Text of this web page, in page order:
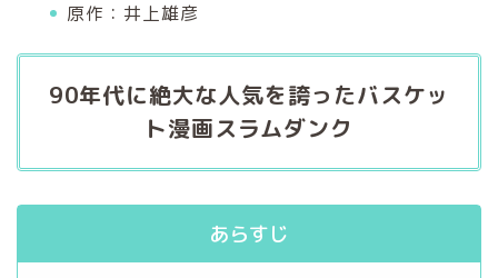
原作：井上雄彦
90年代に絶大な人気を誇ったバスケッ
ト漫画スラムダンク
あらすじ